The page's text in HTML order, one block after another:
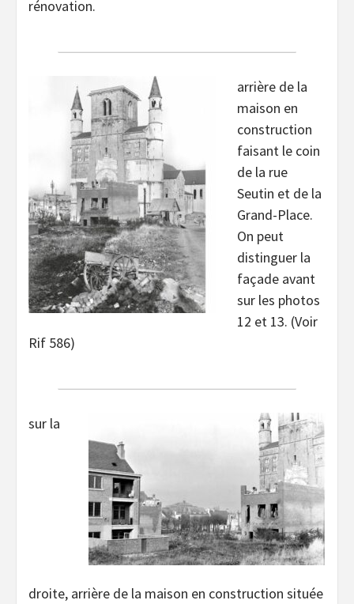
rénovation.
arrière de la
maison en
construction
faisant le coin
de la rue
Seutin et de la
Grand-Place.
On peut
distinguer la
façade avant
sur les photos
12 et 13. (Voir
Rif 586)
sur la
droite, arrière de la maison en construction située